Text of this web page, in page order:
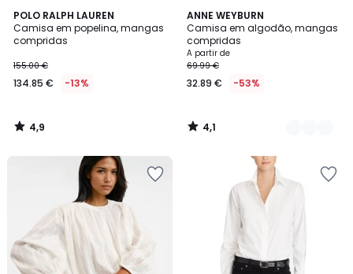
POLO RALPH LAUREN
Camisa em popelina, mangas
compridas
155.00 €
134.85 € -13%
4,9
/ 5
4,9
/
ANNE WEYBURN
Camisa em algodão, mangas
compridas
A partir de
69.99 €
32.89 € -53%
4,1
/ 5
2
Cores
4,1
/